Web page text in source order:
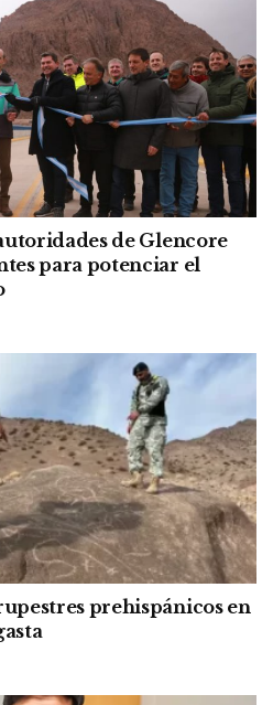
de Glencore
para potenciar el
prehispánicos en